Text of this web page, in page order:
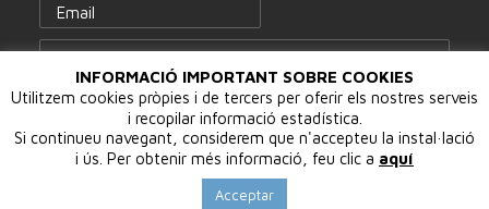
© 2017 · Airun Serveis Culturals, S.L. · Tots els drets reservats ·
Política de cookies
INFORMACIÓ IMPORTANT SOBRE COOKIES
Utilitzem cookies pròpies i de tercers per oferir els nostres serveis
i recopilar informació estadística.
Si continueu navegant, considerem que n'accepteu la instal·lació
i ús. Per obtenir més informació, feu clic a aquí
Acceptar